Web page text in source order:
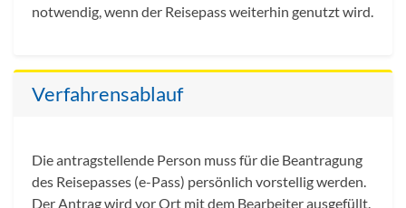
notwendig, wenn der Reisepass weiterhin genutzt wird.
Verfahrensablauf
Die antragstellende Person muss für die Beantragung
des Reisepasses (e-Pass) persönlich vorstellig werden.
Der Antrag wird vor Ort mit dem Bearbeiter ausgefüllt.